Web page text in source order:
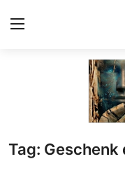
Galerie
Tag: Geschenk